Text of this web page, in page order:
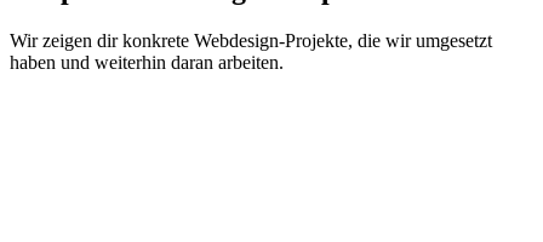
Wir zeigen dir konkrete Webdesign-Projekte, die wir umgesetzt
haben und weiterhin daran arbeiten.